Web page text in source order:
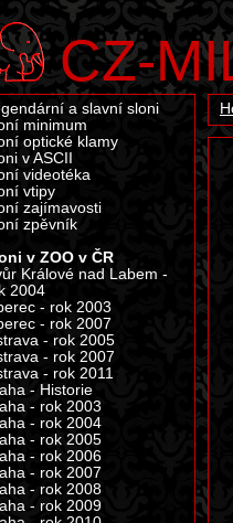
CZ-
a slavní sloni
minimum
optické klamy
v ASCII
videotéka
vtipy
zajímavosti
zpěvník
v ZOO v ČR
Králové nad Labem -
2004
- rok 2003
- rok 2007
- rok 2005
- rok 2007
- rok 2011
- Historie
- rok 2003
- rok 2004
- rok 2005
- rok 2006
- rok 2007
- rok 2008
- rok 2009